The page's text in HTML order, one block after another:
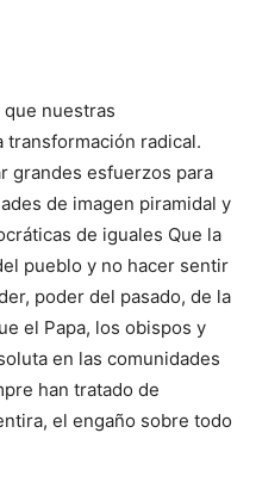
nuestras
radical.
grandes esfuerzos para
de imagen piramidal y
de iguales Que la
pueblo y no hacer sentir
poder del pasado, de la
el Papa, los obispos y
en las comunidades
han tratado de
el engaño sobre todo